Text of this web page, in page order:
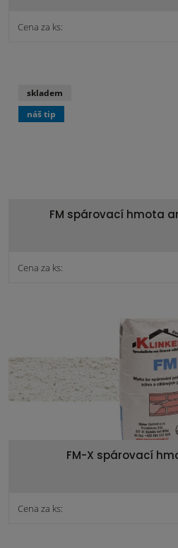
Cena za ks:
FM spárovací hmota
Cena za ks:
skladem
náš tip
FM-X spárovací
Cena za ks: